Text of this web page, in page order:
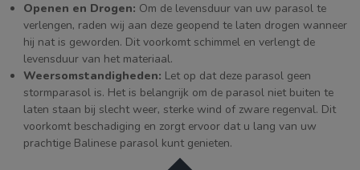
Openen en Drogen: Om de levensduur van uw parasol te
verlengen, raden wij aan deze geopend te laten drogen wanneer
hij nat is geworden. Dit voorkomt schimmel en verlengt de
levensduur van het materiaal.
Weersomstandigheden: Let op dat deze parasol geen
stormparasol is. Het is belangrijk om de parasol niet buiten te
laten staan bij slecht weer, sterke wind of zware regenval. Dit
voorkomt beschadiging en zorgt ervoor dat u lang van uw
prachtige Balinese parasol kunt genieten.